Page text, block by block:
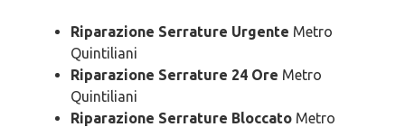
Riparazione Serrature Urgente Metro
Quintiliani
Riparazione Serrature 24 Ore Metro
Quintiliani
Riparazione Serrature Bloccato Metro